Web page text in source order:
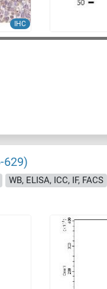
IHC
629)
WB, ELISA, ICC, IF, FACS